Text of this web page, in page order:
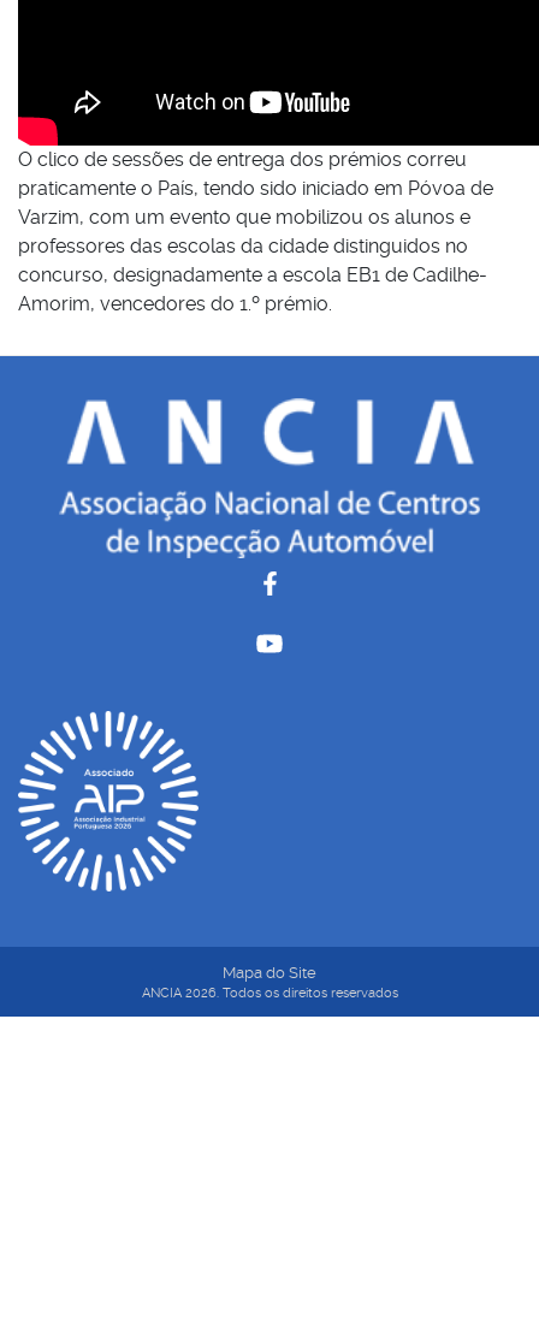
O clico de sessões de entrega dos prémios correu
praticamente o País, tendo sido iniciado em Póvoa de
Varzim, com um evento que mobilizou os alunos e
professores das escolas da cidade distinguidos no
concurso, designadamente a escola EB1 de Cadilhe-
Amorim, vencedores do 1.º prémio.
Mapa do Site
ANCIA 2026. Todos os direitos reservados